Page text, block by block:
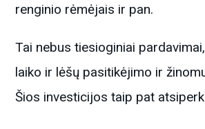
renginio rėmėjais ir pan.
Tai nebus tiesioginiai
laiko ir lėšų pasitikėjimo ir
Šios investicijos taip pat